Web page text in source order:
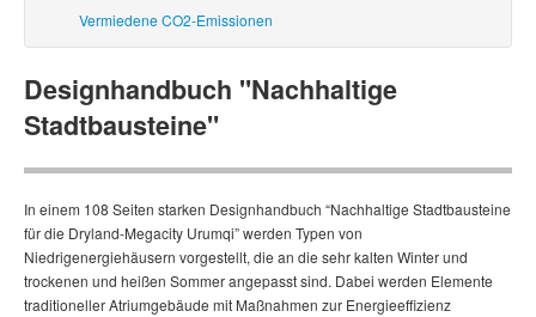
Vermiedene CO2-Emissionen
Designhandbuch "Nachhaltige
Stadtbausteine"
In einem 108 Seiten starken Designhandbuch “Nachhaltige Stadtbausteine
für die Dryland-Megacity Urumqi” werden Typen von
Niedrigenergiehäusern vorgestellt, die an die sehr kalten Winter und
trockenen und heißen Sommer angepasst sind. Dabei werden Elemente
traditioneller Atriumgebäude mit Maßnahmen zur Energieeffizienz